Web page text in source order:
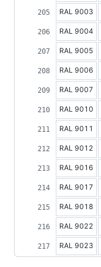
RAL 9003
RAL 9004
RAL 9005
RAL 9006
RAL 9007
RAL 9010
RAL 9011
RAL 9012
RAL 9016
RAL 9017
RAL 9018
RAL 9022
RAL 9023